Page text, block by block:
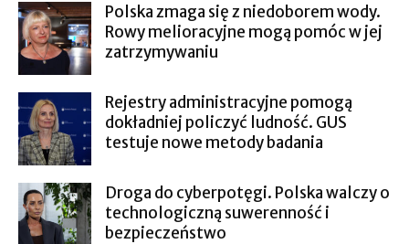
Polska zmaga się z niedoborem wody.
Rowy melioracyjne mogą pomóc w jej
zatrzymywaniu
Rejestry administracyjne pomogą
dokładniej policzyć ludność. GUS
testuje nowe metody badania
Droga do cyberpotęgi. Polska walczy o
technologiczną suwerenność i
bezpieczeństwo